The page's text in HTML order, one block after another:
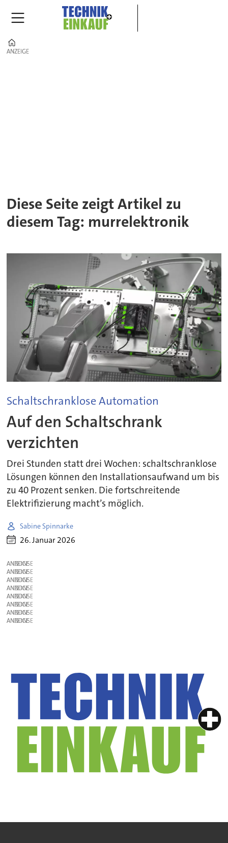
ANZEIGE
ANZEIGE
Diese Seite zeigt Artikel zu
diesem Tag: murrelektronik
Schaltschranklose Automation
Auf den Schaltschrank
verzichten
Drei Stunden statt drei Wochen: schaltschranklose
Lösungen können den Installationsaufwand um bis
zu 40 Prozent senken. Die fortschreitende
Elektrifizierung macht’s möglich.
Sabine Spinnarke
26. Januar 2026
ANZEIGE
ANZEIGE
ANZEIGE
ANZEIGE
ANZEIGE
ANZEIGE
ANZEIGE
ANZEIGE